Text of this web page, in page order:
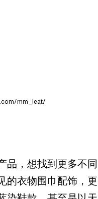
mm_ieat/
品，想找到更多不同
的衣物围巾配饰，更